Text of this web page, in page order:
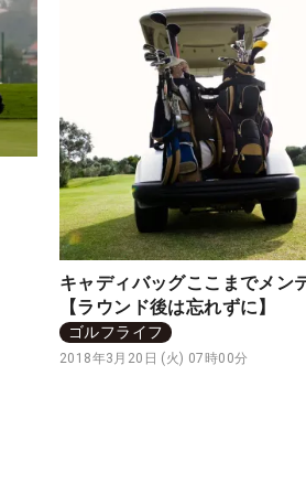
キャディバッグここまでメン
【ラウンド後は忘れずに】
ゴルフライフ
2018年3月20日 (火) 07時00分